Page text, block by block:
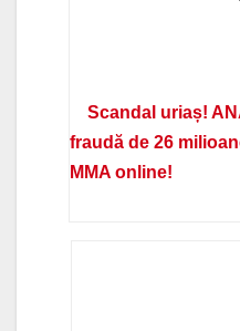
Scandal uriaș!
fraudă de 26
MMA online!